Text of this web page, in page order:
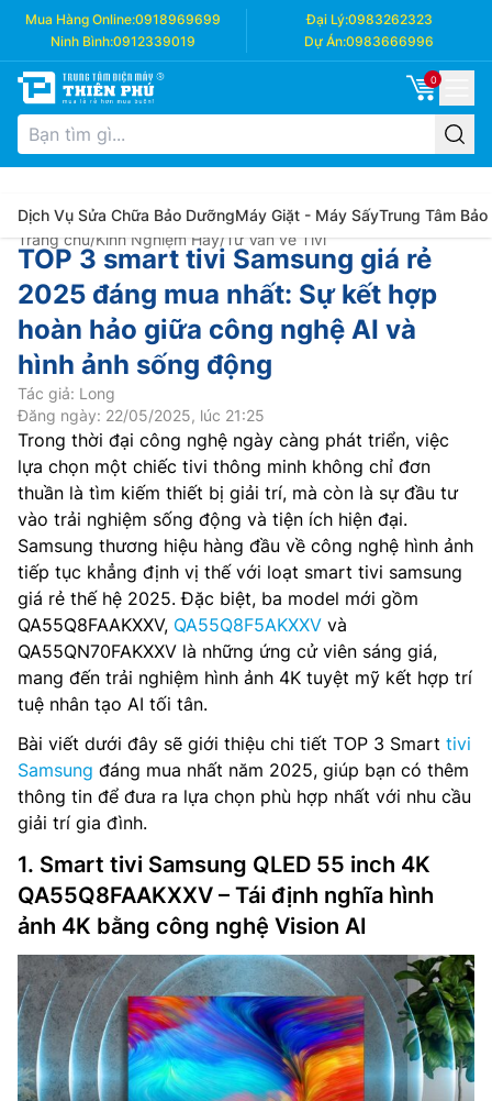
Mua Hàng Online:0918969699 Đại Lý:0983262323
Ninh Bình:0912339019 Dự Án:0983666996
0
Dịch Vụ Sửa Chữa Bảo DưỡngMáy Giặt - Máy SấyTrung Tâm Bảo
Trang chủ/Kinh Nghiệm Hay/Tư Vấn về Tivi
TOP 3 smart tivi Samsung giá rẻ
2025 đáng mua nhất: Sự kết hợp
hoàn hảo giữa công nghệ AI và
hình ảnh sống động
Tác giả: Long
Đăng ngày: 22/05/2025, lúc 21:25
Trong thời đại công nghệ ngày càng phát triển, việc
lựa chọn một chiếc tivi thông minh không chỉ đơn
thuần là tìm kiếm thiết bị giải trí, mà còn là sự đầu tư
vào trải nghiệm sống động và tiện ích hiện đại.
Samsung thương hiệu hàng đầu về công nghệ hình ảnh
tiếp tục khẳng định vị thế với loạt smart tivi samsung
giá rẻ thế hệ 2025. Đặc biệt, ba model mới gồm
QA55Q8FAAKXXV, QA55Q8F5AKXXV và
QA55QN70FAKXXV là những ứng cử viên sáng giá,
mang đến trải nghiệm hình ảnh 4K tuyệt mỹ kết hợp trí
tuệ nhân tạo AI tối tân.
Bài viết dưới đây sẽ giới thiệu chi tiết TOP 3 Smart tivi
Samsung đáng mua nhất năm 2025, giúp bạn có thêm
thông tin để đưa ra lựa chọn phù hợp nhất với nhu cầu
giải trí gia đình.
1. Smart tivi Samsung QLED 55 inch 4K
QA55Q8FAAKXXV – Tái định nghĩa hình
ảnh 4K bằng công nghệ Vision AI